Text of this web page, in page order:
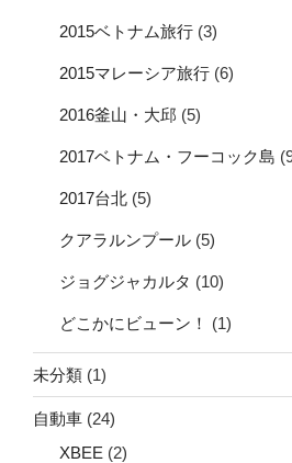
2015ベトナム旅行 (3)
2015マレーシア旅行 (6)
2016釜山・大邱 (5)
2017ベトナム・フーコック島
2017台北 (5)
クアラルンプール (5)
ジョグジャカルタ (10)
どこかにビューン！ (1)
未分類 (1)
自動車 (24)
XBEE (2)